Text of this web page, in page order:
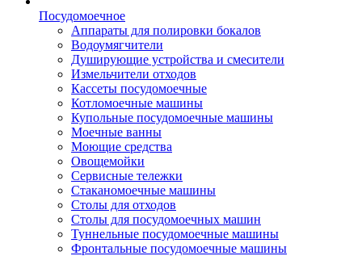
Посудомоечное
Аппараты для полировки бокалов
Водоумягчители
Душирующие устройства и смесители
Измельчители отходов
Кассеты посудомоечные
Котломоечные машины
Купольные посудомоечные машины
Моечные ванны
Моющие средства
Овощемойки
Сервисные тележки
Стаканомоечные машины
Столы для отходов
Столы для посудомоечных машин
Туннельные посудомоечные машины
Фронтальные посудомоечные машины